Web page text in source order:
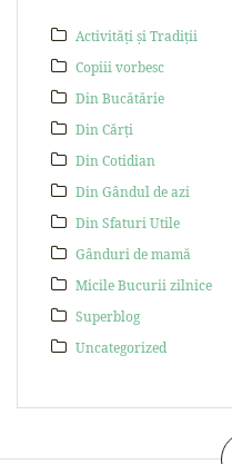
Activități și Tradiții
Copiii vorbesc
Din Bucătărie
Din Cărți
Din Cotidian
Din Gândul de azi
Din Sfaturi Utile
Gânduri de mamă
Micile Bucurii zilnice
Superblog
Uncategorized